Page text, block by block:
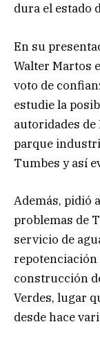
dura el estado
En su
Walter Martos
voto de
estudie la
autoridades
parque
Tumbes y así
Además, pidió
problemas de
servicio de
repotenciación
construcción
Verdes, lugar
desde hace